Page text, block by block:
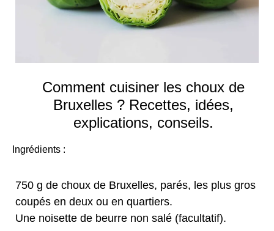
Comment cuisiner les choux de
Bruxelles ? Recettes, idées,
explications, conseils.
Ingrédients :
750 g de choux de Bruxelles, parés, les plus gros
coupés en deux ou en quartiers.
Une noisette de beurre non salé (facultatif).